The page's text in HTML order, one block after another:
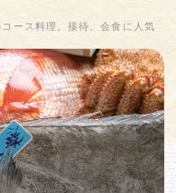
ース料理。接待、会食に人気